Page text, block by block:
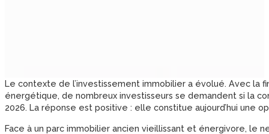
Le contexte de l’investissement immobilier a évolué. Avec la
énergétique, de nombreux investisseurs se demandent si la
2026. La réponse est positive : elle constitue aujourd’hui une
Face à un parc immobilier ancien vieillissant et énergivore,